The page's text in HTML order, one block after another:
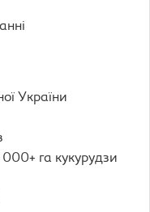
України
га кукурудзи